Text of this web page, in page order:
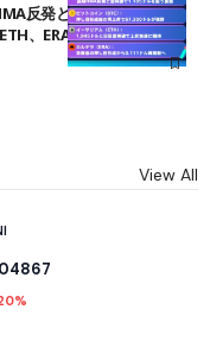
反発と雲上抜けが買い
、ERA
View All